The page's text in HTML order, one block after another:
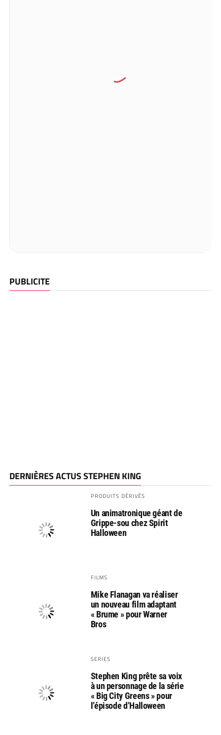
PUBLICITE
DERNIÈRES ACTUS STEPHEN KING
PRODUITS DÉRIVÉS
Un animatronique géant de
Grippe-sou chez Spirit
Halloween
FILMS
Mike Flanagan va réaliser
un nouveau film adaptant
« Brume » pour Warner
Bros
SERIES
Stephen King prête sa voix
à un personnage de la série
« Big City Greens » pour
l’épisode d’Halloween